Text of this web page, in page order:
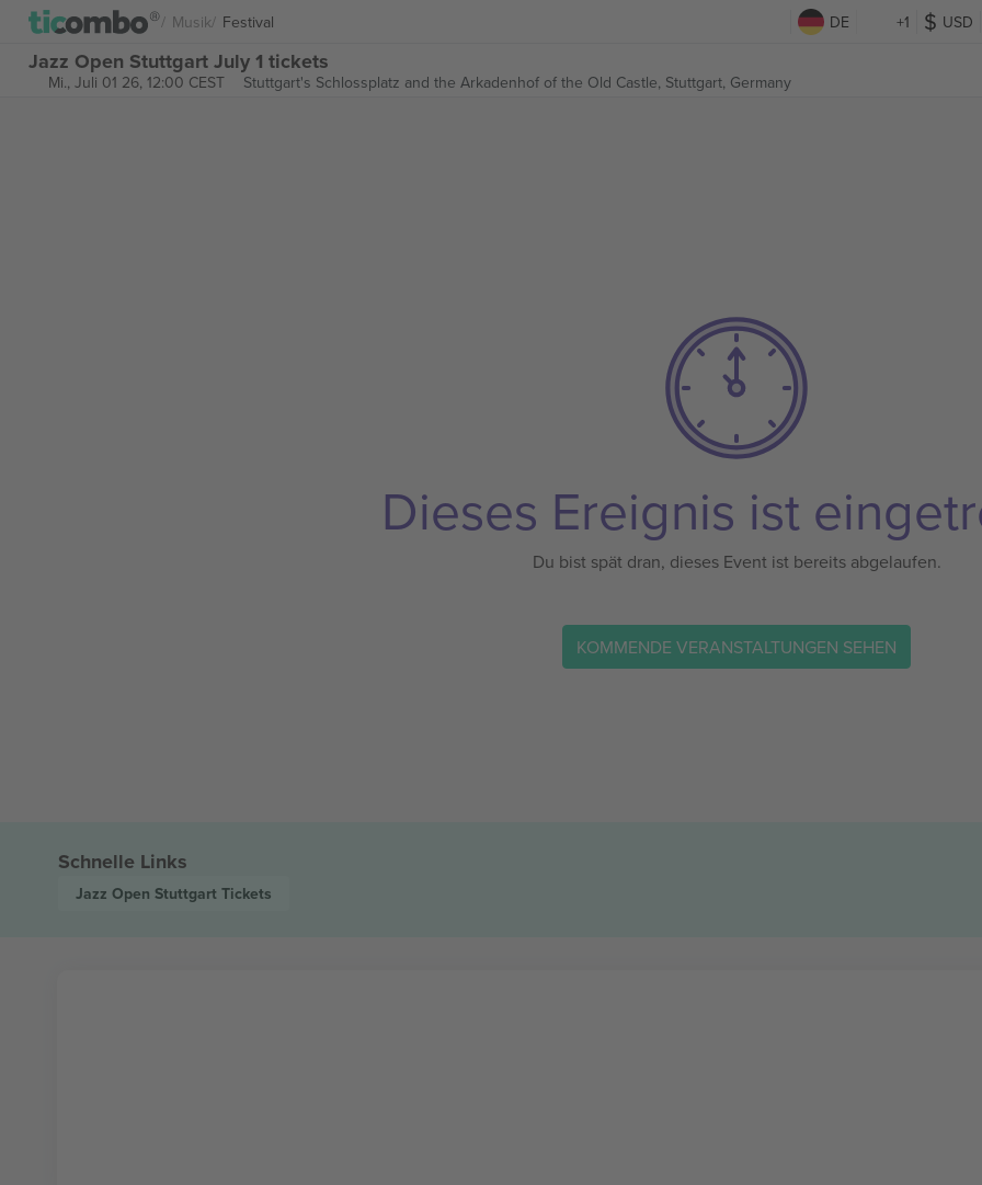
Musik Festival DE +1 USD
Jazz Open Stuttgart July 1 tickets
Mi., Juli 01 26, 12:00 CEST Stuttgart's Schlossplatz and the Arkadenhof of the Old Castle, Stuttgart, Germany
Dieses Ereignis ist
Du bist spät dran, dieses Event ist bereits abgelaufen.
KOMMENDE VERANSTALTUNGEN SEHEN
Schnelle Links
Jazz Open Stuttgart Tickets